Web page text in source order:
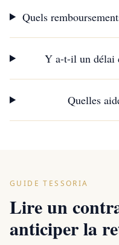
Quels
Y a-t-il un délai
Quelles
GUIDE TESSORIA
Lire un
anticiper la